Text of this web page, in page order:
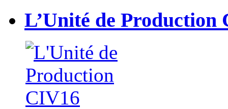
L’Unité de Production